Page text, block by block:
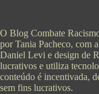
O Blog Combate
por Tania Pacheco, com
Daniel Levi e design de
lucrativos e utiliza
conteúdo é incentivada,
sem fins lucrativos.